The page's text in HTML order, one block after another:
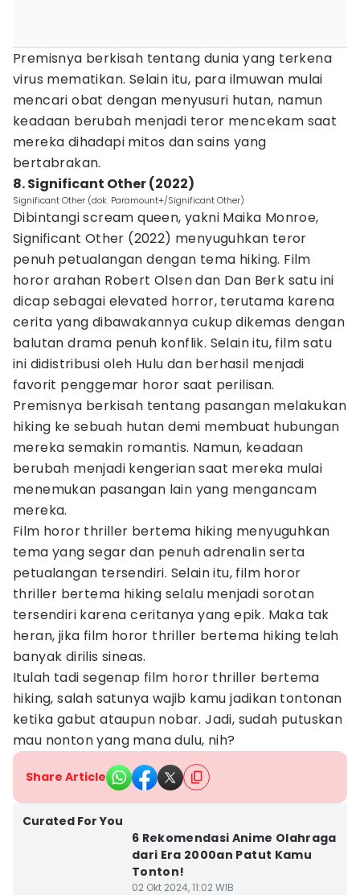
Premisnya berkisah tentang dunia yang terkena
virus mematikan. Selain itu, para ilmuwan mulai
mencari obat dengan menyusuri hutan, namun
keadaan berubah menjadi teror mencekam saat
mereka dihadapi mitos dan sains yang
bertabrakan.
8. Significant Other (2022)
Significant Other (dok. Paramount+/Significant Other)
Dibintangi scream queen, yakni Maika Monroe,
Significant Other (2022) menyuguhkan teror
penuh petualangan dengan tema hiking. Film
horor arahan Robert Olsen dan Dan Berk satu ini
dicap sebagai elevated horror, terutama karena
cerita yang dibawakannya cukup dikemas dengan
balutan drama penuh konflik. Selain itu, film satu
ini didistribusi oleh Hulu dan berhasil menjadi
favorit penggemar horor saat perilisan.
Premisnya berkisah tentang pasangan melakukan
hiking ke sebuah hutan demi membuat hubungan
mereka semakin romantis. Namun, keadaan
berubah menjadi kengerian saat mereka mulai
menemukan pasangan lain yang mengancam
mereka.
Film horor thriller bertema hiking menyuguhkan
tema yang segar dan penuh adrenalin serta
petualangan tersendiri. Selain itu, film horor
thriller bertema hiking selalu menjadi sorotan
tersendiri karena ceritanya yang epik. Maka tak
heran, jika film horor thriller bertema hiking telah
banyak dirilis sineas.
Itulah tadi segenap film horor thriller bertema
hiking, salah satunya wajib kamu jadikan tontonan
ketika gabut ataupun nobar. Jadi, sudah putuskan
mau nonton yang mana dulu, nih?
Share Article
Curated For You
6 Rekomendasi Anime Olahraga
dari Era 2000an Patut Kamu
Tonton!
02 Okt 2024, 11:02 WIB